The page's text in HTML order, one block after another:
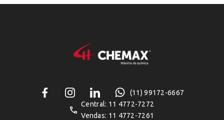
(11) 99172-6667
Central: 11 4772-7272
Vendas: 11 4772-7261